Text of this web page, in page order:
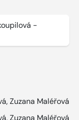
-
,Zuzana Maléřová
,Zuzana Maléřová